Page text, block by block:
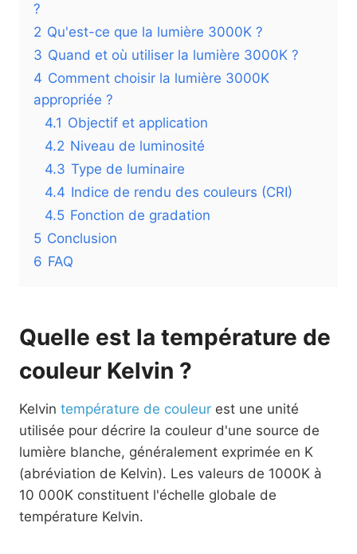
?
2 Qu'est-ce que la lumière 3000K ?
3 Quand et où utiliser la lumière 3000K ?
4 Comment choisir la lumière 3000K
appropriée ?
4.1 Objectif et application
4.2 Niveau de luminosité
4.3 Type de luminaire
4.4 Indice de rendu des couleurs (CRI)
4.5 Fonction de gradation
5 Conclusion
6 FAQ
Quelle est la température de
couleur Kelvin ?
Kelvin température de couleur est une unité
utilisée pour décrire la couleur d'une source de
lumière blanche, généralement exprimée en K
(abréviation de Kelvin). Les valeurs de 1000K à
10 000K constituent l'échelle globale de
température Kelvin.